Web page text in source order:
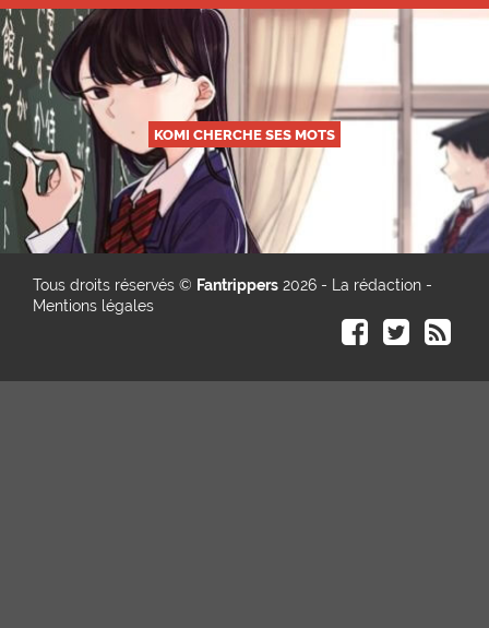
KOMI CHERCHE SES MOTS
Tous droits réservés © Fantrippers 2026 - La rédaction -
Mentions légales